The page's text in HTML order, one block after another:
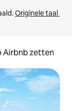
Originele taal
Airbnb zetten